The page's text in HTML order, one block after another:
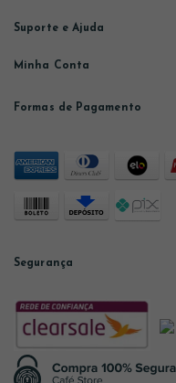
Suporte e Ajuda
Minha Conta
Formas de Pagamento
Segurança